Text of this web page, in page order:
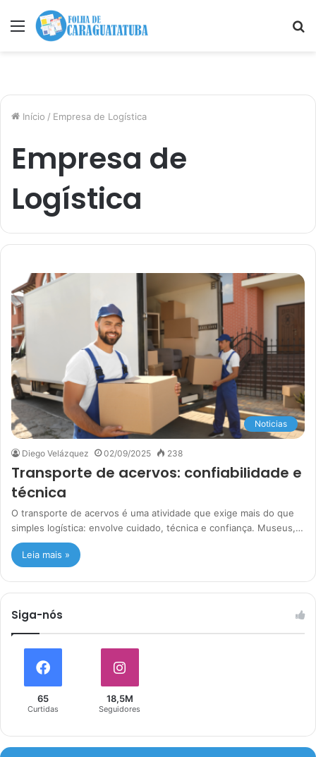
Menu
Início / Empresa de Logística
Empresa de
Logística
Noticias
Diego Velázquez 02/09/2025 238
Transporte de acervos: confiabilidade e
técnica
O transporte de acervos é uma atividade que exige mais do que
simples logística: envolve cuidado, técnica e confiança. Museus,…
Leia mais »
Siga-nós
65
Curtidas
18,5M
Seguidores